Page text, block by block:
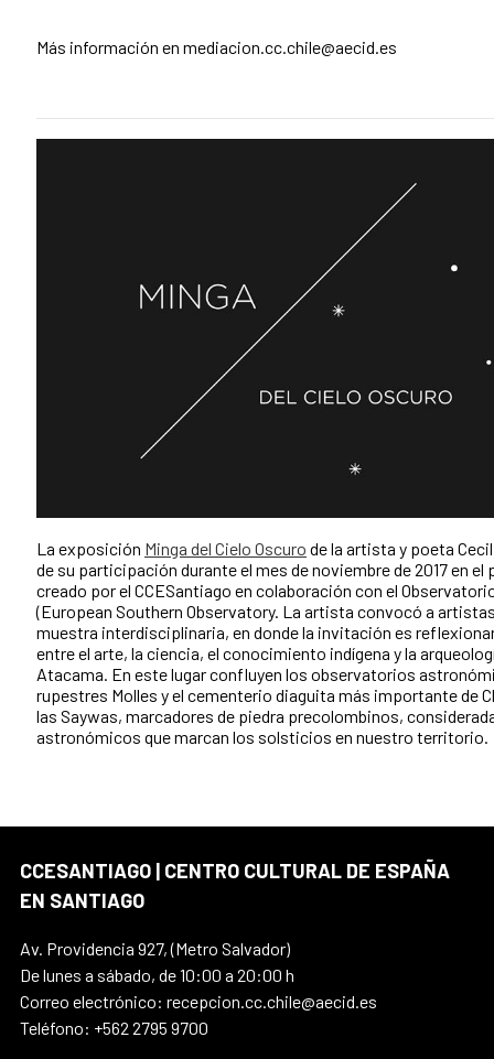
Más información en mediacion.cc.chile@aecid.es
La exposición Minga del Cielo Oscuro de la artista y poeta
de su participación durante el mes de noviembre de 2017 en el
creado por el CCESantiago en colaboración con el
(European Southern Observatory. La artista convocó a
muestra interdisciplinaria, en donde la invitación es
entre el arte, la ciencia, el conocimiento indígena y la
Atacama. En este lugar confluyen los observatorios
rupestres Molles y el cementerio diaguita más importante de
las Saywas, marcadores de piedra precolombinos,
astronómicos que marcan los solsticios en nuestro territorio.
CCESANTIAGO | CENTRO CULTURAL DE ESPAÑA
EN SANTIAGO
Av. Providencia 927, (Metro Salvador)
De lunes a sábado, de 10:00 a 20:00 h
Correo electrónico: recepcion.cc.chile@aecid.es
Teléfono: +562 2795 9700